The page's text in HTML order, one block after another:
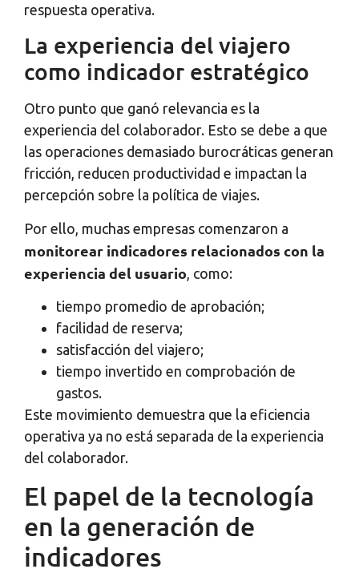
respuesta operativa.
La experiencia del viajero
como indicador estratégico
Otro punto que ganó relevancia es la
experiencia del colaborador. Esto se debe a que
las operaciones demasiado burocráticas generan
fricción, reducen productividad e impactan la
percepción sobre la política de viajes.
Por ello, muchas empresas comenzaron a
monitorear indicadores relacionados con la
experiencia del usuario , como:
tiempo promedio de aprobación;
facilidad de reserva;
satisfacción del viajero;
tiempo invertido en comprobación de
gastos.
Este movimiento demuestra que la eficiencia
operativa ya no está separada de la experiencia
del colaborador.
El papel de la tecnología
en la generación de
indicadores